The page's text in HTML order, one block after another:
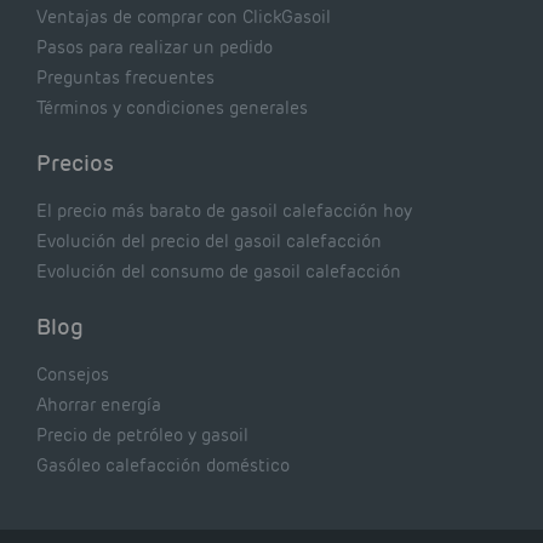
Ventajas de comprar con ClickGasoil
Pasos para realizar un pedido
Preguntas frecuentes
Términos y condiciones generales
Precios
El precio más barato de gasoil calefacción hoy
Evolución del precio del gasoil calefacción
Evolución del consumo de gasoil calefacción
Blog
Consejos
Ahorrar energía
Precio de petróleo y gasoil
Gasóleo calefacción doméstico